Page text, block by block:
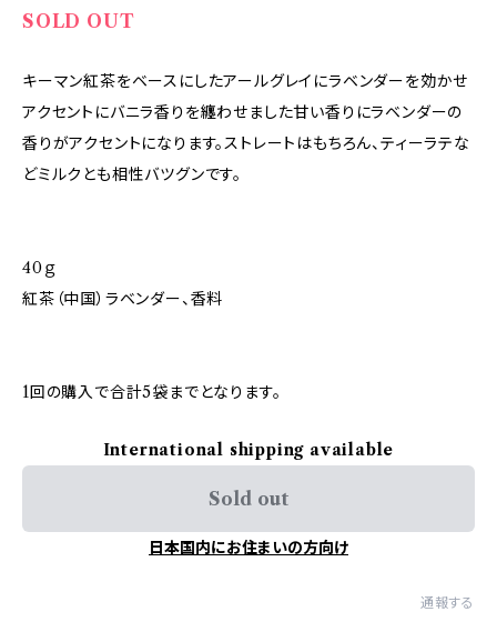
SOLD OUT
キーマン紅茶をベースにしたアールグレイにラベンダーを効かせ
アクセントにバニラ香りを纏わせました甘い香りにラベンダーの
香りがアクセントになります。ストレートはもちろん、ティーラテな
どミルクとも相性バツグンです。
40ｇ
紅茶（中国）ラベンダー、香料
1回の購入で合計5袋までとなります。
International shipping available
Sold out
日本国内にお住まいの方向け
通報する